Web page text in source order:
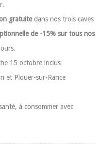
gratuitedans nos trois caves
de -15% sur tous nos
15 octobre inclus
et Plouër-sur-Rance
à consommer avec